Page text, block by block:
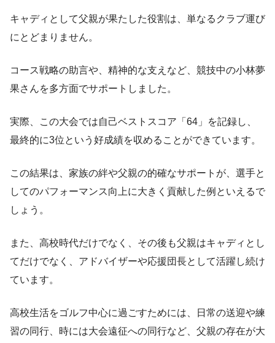
キャディとして父親が果たした役割は、単なるクラブ運び
にとどまりません。
コース戦略の助言や、精神的な支えなど、競技中の小林夢
果さんを多方面でサポートしました。
実際、この大会では自己ベストスコア「64」を記録し、
最終的に3位という好成績を収めることができています。
この結果は、家族の絆や父親の的確なサポートが、選手と
してのパフォーマンス向上に大きく貢献した例といえるで
しょう。
また、高校時代だけでなく、その後も父親はキャディとし
てだけでなく、アドバイザーや応援団長として活躍し続け
ています。
高校生活をゴルフ中心に過ごすためには、日常の送迎や練
習の同行、時には大会遠征への同行など、父親の存在が大